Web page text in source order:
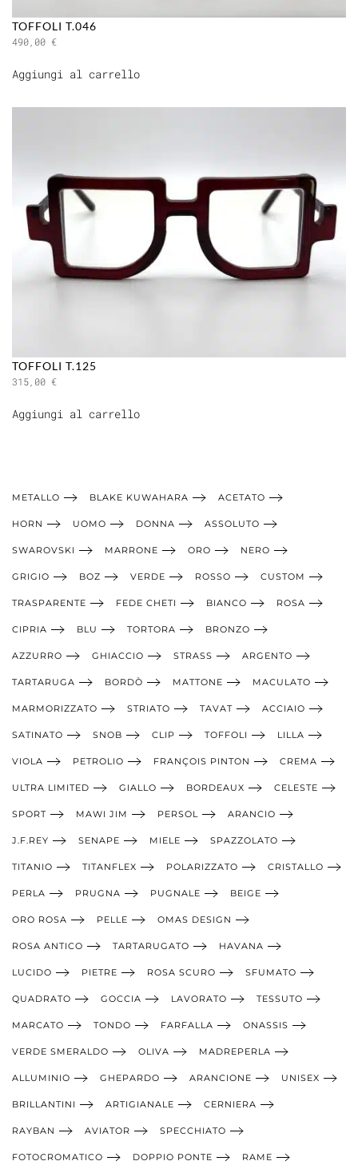
TOFFOLI T.046
490,00 €
Aggiungi al carrello
TOFFOLI T.125
315,00 €
Aggiungi al carrello
METALLO BLAKE KUWAHARA ACETATO
HORN UOMO DONNA ASSOLUTO
SWAROVSKI MARRONE ORO NERO
GRIGIO BOZ VERDE ROSSO CUSTOM
TRASPARENTE FEDE CHETI BIANCO ROSA
CIPRIA BLU TORTORA BRONZO
AZZURRO GHIACCIO STRASS ARGENTO
TARTARUGA BORDÒ MATTONE MACULATO
MARMORIZZATO STRIATO TAVAT ACCIAIO
SATINATO SNOB CLIP TOFFOLI LILLA
VIOLA PETROLIO FRANÇOIS PINTON CREMA
ULTRA LIMITED GIALLO BORDEAUX CELESTE
SPORT MAWI JIM PERSOL ARANCIO
J.F.REY SENAPE MIELE SPAZZOLATO
TITANIO TITANFLEX POLARIZZATO CRISTALLO
PERLA PRUGNA PUGNALE BEIGE
ORO ROSA PELLE OMAS DESIGN
ROSA ANTICO TARTARUGATO HAVANA
LUCIDO PIETRE ROSA SCURO SFUMATO
QUADRATO GOCCIA LAVORATO TESSUTO
MARCATO TONDO FARFALLA ONASSIS
VERDE SMERALDO OLIVA MADREPERLA
ALLUMINIO GHEPARDO ARANCIONE UNISEX
BRILLANTINI ARTIGIANALE CERNIERA
RAYBAN AVIATOR SPECCHIATO
FOTOCROMATICO DOPPIO PONTE RAME